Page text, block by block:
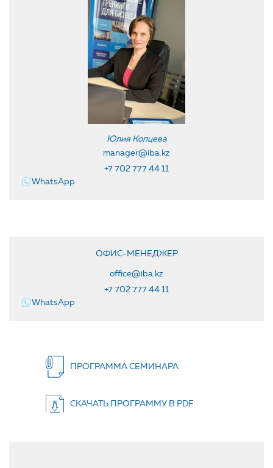
Юлия Копцева
manager@iba.kz
+7 702 777 44 11
WhatsApp
ОФИС-МЕНЕДЖЕР
office@iba.kz
+7 702 777 44 11
WhatsApp
ПРОГРАММА СЕМИНАРА
СКАЧАТЬ ПРОГРАММУ В PDF